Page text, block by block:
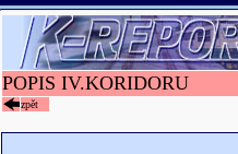
POPIS IV.KORIDORU
zpět